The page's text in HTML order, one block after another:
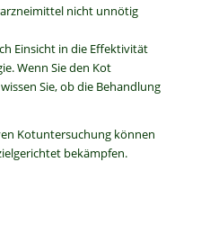
nicht unnötig
Einsicht in die Effektivität
Wenn Sie den Kot
Sie, ob die Behandlung
Kotuntersuchung können
bekämpfen.